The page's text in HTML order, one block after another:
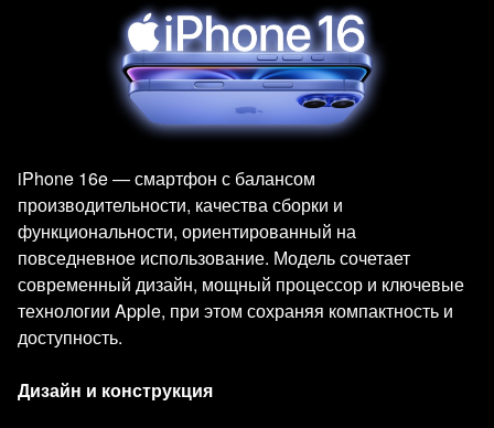
iPhone 16e — смартфон с балансом
производительности, качества сборки и
функциональности, ориентированный на
повседневное использование. Модель сочетает
современный дизайн, мощный процессор и ключевые
технологии Apple, при этом сохраняя компактность и
доступность.
Дизайн и конструкция